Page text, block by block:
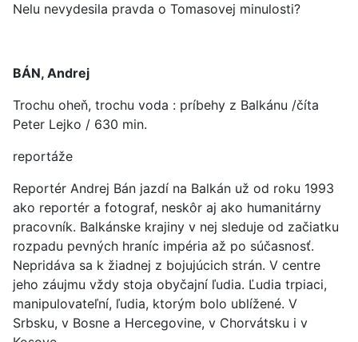
Nelu nevydesila pravda o Tomasovej minulosti?
BÁN, Andrej
Trochu oheň, trochu voda : príbehy z Balkánu /číta
Peter Lejko / 630 min.
reportáže
Reportér Andrej Bán jazdí na Balkán už od roku 1993
ako reportér a fotograf, neskôr aj ako humanitárny
pracovník. Balkánske krajiny v nej sleduje od začiatku
rozpadu pevných hraníc impéria až po súčasnosť.
Nepridáva sa k žiadnej z bojujúcich strán. V centre
jeho záujmu vždy stoja obyčajní ľudia. Ľudia trpiaci,
manipulovateľní, ľudia, ktorým bolo ublížené. V
Srbsku, v Bosne a Hercegovine, v Chorvátsku i v